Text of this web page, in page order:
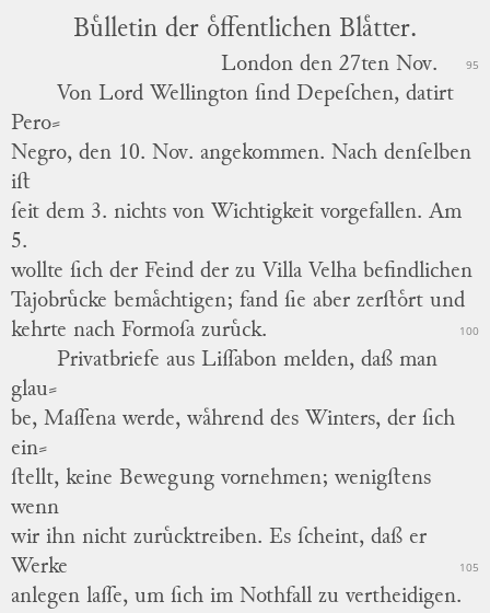
Buͤlletin der oͤffentlichen Blaͤtter.
Londonden 27ten Nov. 95
Von Lord Wellingtonſind Depeſchen, datirt
Pero⸗
Negro, den 10. Nov. angekommen. Nach denſelben
iſt
ſeit dem 3. nichts von Wichtigkeit vorgefallen. Am
5.
wollte ſich der Feind der zu Villa Velha befindlichen
Tajobruͤcke bemaͤchtigen; fand ſie aber zerſtoͤrt und
100
kehrte nach Formoſa zuruͤck.
Privatbriefe aus Liſſabonmelden, daß man
glau⸗
be, Maſſena werde, waͤhrend des Winters, der ſich
ein⸗
ſtellt, keine Bewegung vornehmen; wenigſtens
wenn
wir ihn nicht zuruͤcktreiben. Es ſcheint, daß er
Werke
105
anlegen laſſe, um ſich im Nothfall zu vertheidigen.